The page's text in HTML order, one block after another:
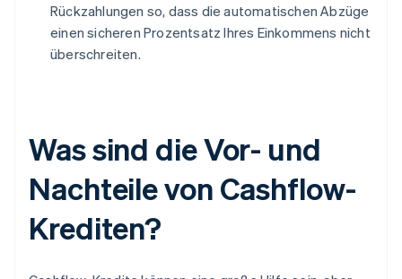
Rückzahlungen so, dass die automatischen Abzüge
einen sicheren Prozentsatz Ihres Einkommens nicht
überschreiten.
Was sind die Vor- und
Nachteile von Cashflow-
Krediten?